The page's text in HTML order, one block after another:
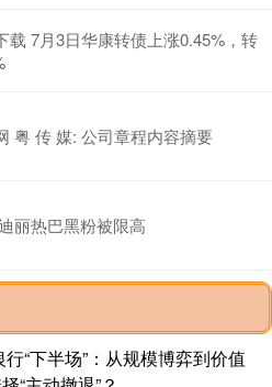
载 7月3日华康转债上涨0.45%，转
粤 传 媒: 公司章程内容摘要
丽热巴黑粉被限高
“下半场”：从规模博弈到价值